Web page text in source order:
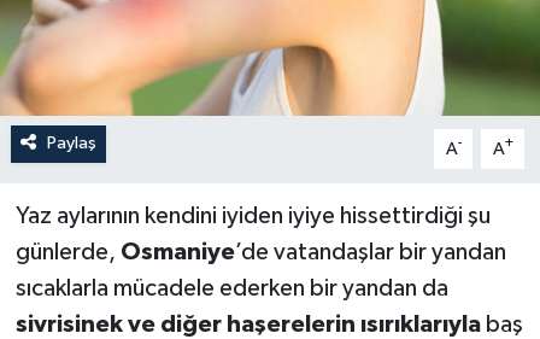
Paylaş A- A+
Yaz aylarının kendini iyiden iyiye hissettirdiği şu
günlerde, Osmaniye’de vatandaşlar bir yandan
sıcaklarla mücadele ederken bir yandan da
sivrisinek ve diğer haşerelerin ısırıklarıylabaş